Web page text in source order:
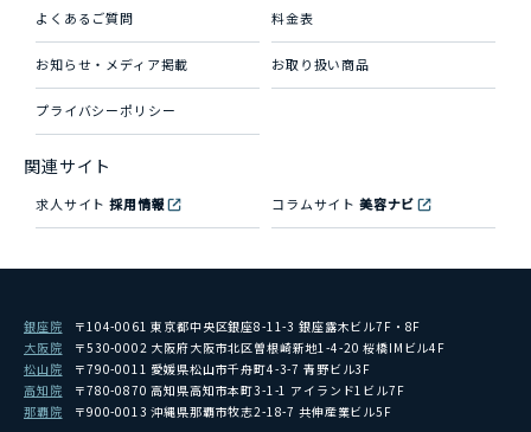
よくあるご質問 料金表
お知らせ・メディア掲載 お取り扱い商品
プライバシーポリシー
関連サイト
求人サイト採用情報 コラムサイト 美容ナビ
銀座院
〒104-0061 東京都中央区銀座8-11-3 銀座露木ビル7F・8F
大阪院
〒530-0002 大阪府大阪市北区曽根崎新地1-4-20 桜橋IMビル4F
松山院
〒790-0011 愛媛県松山市千舟町4-3-7 青野ビル3F
高知院
〒780-0870 高知県高知市本町3-1-1 アイランド1ビル7F
那覇院
〒900-0013 沖縄県那覇市牧志2-18-7 共伸産業ビル5F